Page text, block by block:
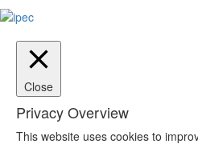
Close
Privacy Overview
This website uses cookies to